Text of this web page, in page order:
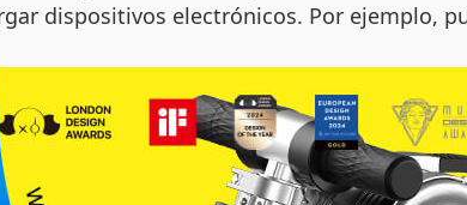
dispositivos electrónicos. Por ejemplo,